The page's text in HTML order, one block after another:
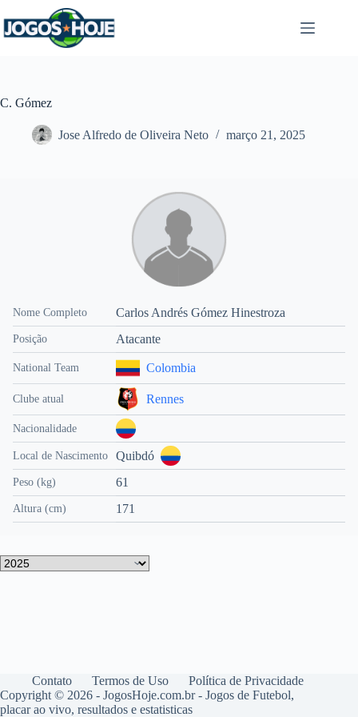
para
o
C. Gómez
Jose Alfredo de Oliveira Neto março 21, 2025
Nome Completo Carlos Andrés Gómez Hinestroza
Posição Atacante
National Team Colombia
Clube atual Rennes
Nacionalidade
Local de Nascimento Quibdó
Peso (kg) 61
Altura (cm) 171
Contato Termos de Uso
Política de Privacidade
Copyright © 2026 - JogosHoje.com.br - Jogos de Futebol,
placar ao vivo, resultados e estatisticas